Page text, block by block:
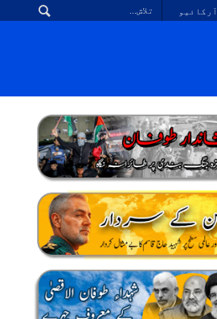
آرکائیو